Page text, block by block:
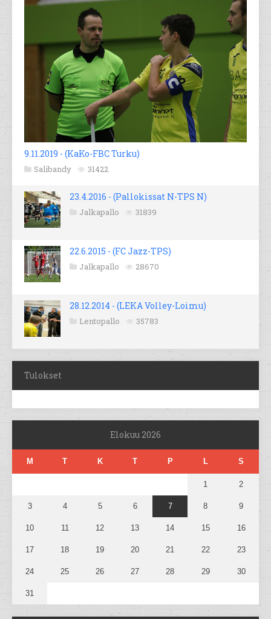
9.11.2019 - (KaKo-FBC Turku)
Salibandy 31422
23.4.2016 - (Pallokissat N-TPS N)
Jalkapallo 31839
22.6.2015 - (FC Jazz-TPS)
Jalkapallo 28670
28.12.2014 - (LEKA Volley-Loimu)
Lentopallo 35783
Tulokset
Elokuu 2026
M T K T P L S
1 2
3 4 5 6 7 8 9
10 11 12 13 14 15 16
17 18 19 20 21 22 23
24 25 26 27 28 29 30
31